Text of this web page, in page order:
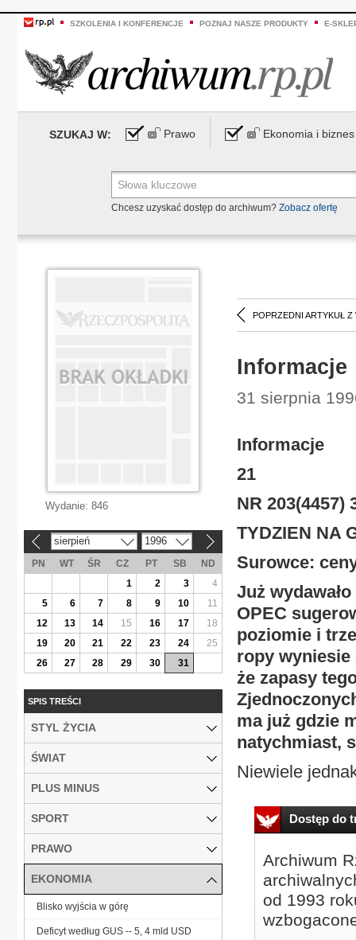
SZKOLENIA I KONFERENCJE POZNAJ NASZE PRODUKTY E-
SZUKAJ W: Prawo Ekonomia i biznes
Chcesz uzyskać dostęp do archiwum? Zobacz ofertę
POPRZEDNI ARTYKUŁ Z
Informacje
31 sierpnia
Informacje
21
NR 203(4457)
TYDZIEN NA
Surowce:
Już
OPEC
poziomie i
ropy wyniesie
że zapasy
ma już gdzie
natychmiast,
Niewiele
Dostęp do
Archiwum
od 1993
Wydanie: 846
sierpień 1996
PN WT ŚR CZ PT SB
ND
1
2 3
4
5
6 7 8 9 10
11
12
13 14 15 16 17
18
19
20 21 22 23 24
25
26
27 28 29 30 31
SPIS TREŚCI
STYL ŻYCIA
ŚWIAT
PLUS MINUS
SPORT
PRAWO
EKONOMIA
Blisko wyjścia w górę
Deficyt według GUS -- 5, 4 mld USD